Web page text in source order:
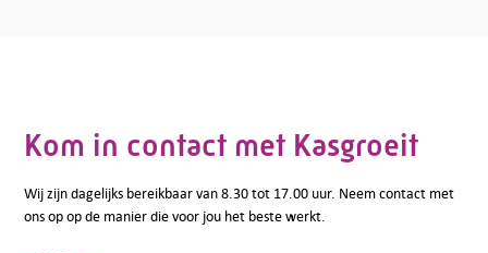
Kom in contact met Kasgroeit
Wij zijn dagelijks bereikbaar van 8.30 tot 17.00 uur. Neem contact met
ons op op de manier die voor jou het beste werkt.